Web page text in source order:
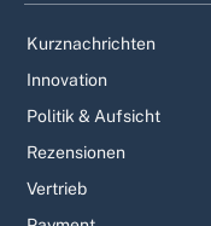
Kurznachrichten
Innovation
Politik & Aufsicht
Rezensionen
Vertrieb